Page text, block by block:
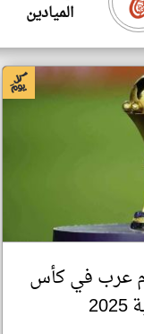
الميادين
نجوم عرب في كأس